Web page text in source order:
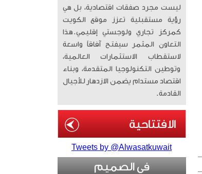
ليست مجرد صفقات اقتصادية، بل هي
رؤية مستقبلية تعزز موقع الكويت
كمركز تجاري ولوجستي إقليمي. ​هذا
التعاون المثمر سيفتح آفاقاً واسعة
لاستقطاب الاستثمارات العالمية،
وتوطين التكنولوجيا المتقدمة، وبناء
اقتصاد مستدام يضمن الازدهار للأجيال
القادمة.
Tweets by @Alwasatkuwait
في الصميم